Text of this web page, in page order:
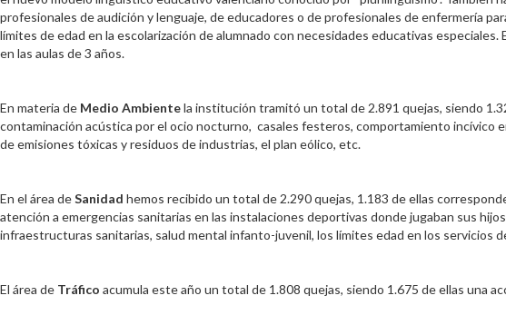
profesionales de audición y lenguaje, de educadores o de profesionales de enfermería
límites de edad en la escolarización de alumnado con necesidades educativas
en las aulas de 3 años.
En materia de Medio Ambientela institución tramitó un total de 2.891 quejas, siendo
contaminación acústica por el ocio nocturno, casales festeros, comportamiento incívico
de emisiones tóxicas y residuos de industrias, el plan eólico, etc.
En el área deSanidad hemos recibido un total de 2.290 quejas, 1.183 de ellas
atención a emergencias sanitarias en las instalaciones deportivas donde jugaban sus
infraestructuras sanitarias, salud mental infanto-juvenil, los límites edad en los servicios
El área de Tráfico acumula este año un total de 1.808 quejas, siendo 1.675 de ellas una